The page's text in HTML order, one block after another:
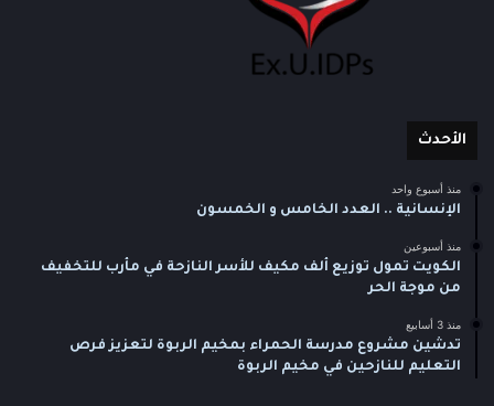
الأحدث
منذ أسبوع واحد
الإنسانية .. العدد الخامس و الخمسون
منذ أسبوعين
الكويت تمول توزيع ألف مكيف للأسر النازحة في مأرب للتخفيف
من موجة الحر
منذ 3 أسابيع
تدشين مشروع مدرسة الحمراء بمخيم الربوة لتعزيز فرص
التعليم للنازحين في مخيم الربوة